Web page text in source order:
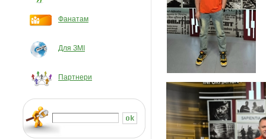
Фанатам
Для ЗМІ
Партнери